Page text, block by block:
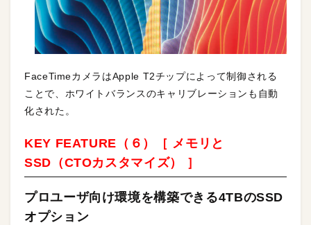
FaceTimeカメラはApple T2チップによって制御される
ことで、ホワイトバランスのキャリブレーションも自動
化された。
KEY FEATURE（６）［ メモリと
SSD（CTOカスタマイズ） ］
プロユーザ向け環境を構築できる4TBのSSD
オプション